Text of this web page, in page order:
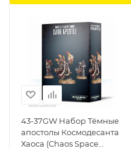
43-37GW Набор Тёмные
апостолы Космодесанта
Хаоса (Chaos Space